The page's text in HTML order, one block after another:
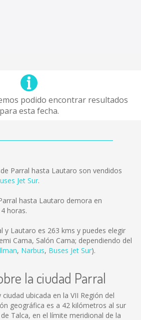
podido encontrar resultados
para esta fecha.
Parral hasta Lautaro son vendidos
Jet Sur.
hasta Lautaro demora en
horas.
y Lautaro es 263 kms y puedes elegir
Cama, Salón Cama; dependiendo del
, Narbus, Buses Jet Sur).
la ciudad Parral
ubicada en la VII Región del
geográfica es a 42 kilómetros al sur
Talca, en el límite meridional de la